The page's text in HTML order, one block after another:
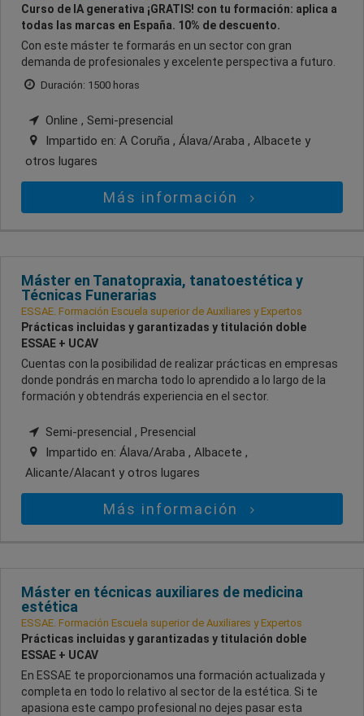
Curso de IA generativa ¡GRATIS! con tu formación: aplica a
todas las marcas en España. 10% de descuento.
Con este máster te formarás en un sector con gran
demanda de profesionales y excelente perspectiva a futuro.
Duración: 1500 horas
Online , Semi-presencial
Impartido en: A Coruña , Álava/Araba , Albacete y
otros lugares
Más información
Máster en Tanatopraxia, tanatoestética y
Técnicas Funerarias
ESSAE. Formación Escuela superior de Auxiliares y Expertos
Prácticas incluidas y garantizadas y titulación doble
ESSAE + UCAV
Cuentas con la posibilidad de realizar prácticas en empresas
donde pondrás en marcha todo lo aprendido a lo largo de la
formación y obtendrás experiencia en el sector.
Semi-presencial , Presencial
Impartido en: Álava/Araba , Albacete ,
Alicante/Alacant y otros lugares
Más información
Máster en técnicas auxiliares de medicina
estética
ESSAE. Formación Escuela superior de Auxiliares y Expertos
Prácticas incluidas y garantizadas y titulación doble
ESSAE + UCAV
En ESSAE te proporcionamos una formación actualizada y
completa en todo lo relativo al sector de la estética. Si te
apasiona este campo profesional no dejes pasar esta